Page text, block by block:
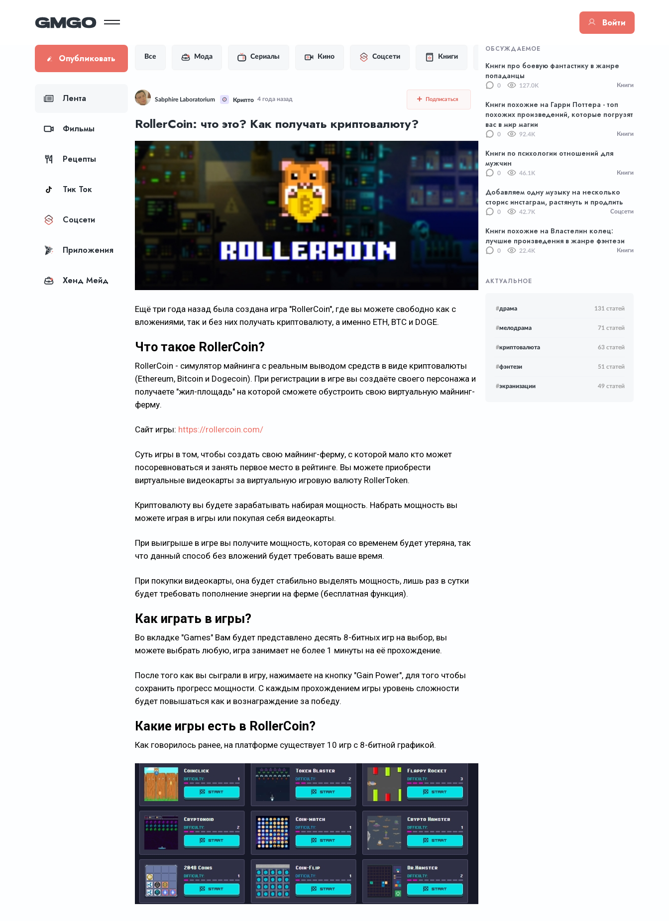
Войти
Опубликовать
Лента
Фильмы
Рецепты
Тик Ток
Соцсети
Приложения
Хенд Мейд
Все Мода Сериалы Кино Соцсети Книги
Sabphire Laboratorium Крипто 4 года назад Подписаться
RollerCoin: что это? Как получать криптовалюту?
Ещё три года назад была создана игра "RollerCoin", где вы можете свободно как с
вложениями, так и без них получать криптовалюту, а именно ETH, BTC и DOGE.
Что такое RollerCoin?
RollerCoin - симулятор майнинга с реальным выводом средств в виде криптовалюты
(Ethereum, Bitcoin и Dogecoin). При регистрации в игре вы создаёте своего персонажа и
получаете "жил-площадь" на которой сможете обустроить свою виртуальную майнинг-
ферму.
Сайт игры: https://rollercoin.com/
Суть игры в том, чтобы создать свою майнинг-ферму, с которой мало кто может
посоревноваться и занять первое место в рейтинге. Вы можете приобрести
виртуальные видеокарты за виртуальную игровую валюту RollerToken.
Криптовалюту вы будете зарабатывать набирая мощность. Набрать мощность вы
можете играя в игры или покупая себя видеокарты.
При выигрыше в игре вы получите мощность, которая со временем будет утеряна, так
что данный способ без вложений будет требовать ваше время.
При покупки видеокарты, она будет стабильно выделять мощность, лишь раз в сутки
будет требовать пополнение энергии на ферме (бесплатная функция).
Как играть в игры?
Во вкладке "Games" Вам будет представлено десять 8-битных игр на выбор, вы
можете выбрать любую, игра занимает не более 1 минуты на её прохождение.
После того как вы сыграли в игру, нажимаете на кнопку "Gain Power", для того чтобы
сохранить прогресс мощности. С каждым прохождением игры уровень сложности
будет повышаться как и вознаграждение за победу.
Какие игры есть в RollerCoin?
Как говорилось ранее, на платформе существует 10 игр с 8-битной графикой.
ОБСУЖДАЕМОЕ
Книги про боевую фантастику в жанре
попаданцы
0 127.0K Книги
Книги похожие на Гарри Поттера - топ
похожих произведений, которые погрузят
вас в мир магии
0 92.4K Книги
Книги по психологии отношений для
мужчин
0 46.1K Книги
Добавляем одну музыку на несколько
сторис инстаграм, растянуть и продлить
0 42.7K Соцсети
Книги похожие на Властелин колец:
лучшие произведения в жанре фэнтези
0 22.4K Книги
АКТУАЛЬНОЕ
#драма 131 статей
#мелодрама 71 статей
#криптовалюта 63 статей
#фэнтези 51 статей
#экранизации 49 статей